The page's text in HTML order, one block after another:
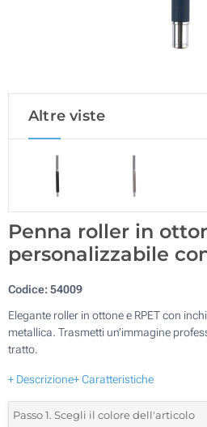
Altre viste
Penna roller in
personalizzabile
Codice:54009
Elegante roller in ottone e RPET con
metallica. Trasmetti un’immagine
tratto.
+ Descrizione+ Caratteristiche
Passo 1. Scegli il colore dell'articolo